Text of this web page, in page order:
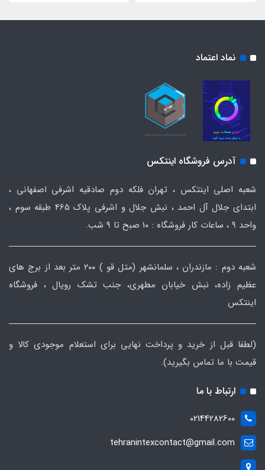
نماد اعتماد
آدرس فروشگاه اینتکس
شعبه اصلی اینتکس ، تهران فلکه دوم صادقیه اشرفی اصفهانی ،
ابتدای جلال آل احمد ، نبش جلال و اشرفی پلاک 465 طبقه سوم ،
واحد ۹ ، ساعات کار فروشگاه : ۱۰ صبح تا ۹ شب.
شعبه دوم : مازندران ، سلمانشهر (متل قو ) ۲۰۰ متر بعد از برج های
عظیم زاده، نبش خیابان مطهری، جنب تشک رویال ، فروشگاه
اینتکس
(لطفا قبل از خرید و پرداخت نهایی برای استعلام موجودی کالا و
قیمت با ما تماس بگیرید).
ارتباط با ما
02144282600
tehranintexcontact@gmail.com